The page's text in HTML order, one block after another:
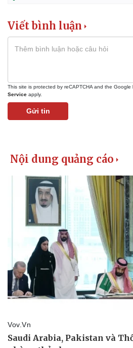
Viết bình luận
This site is protected by reCAPTCHA and the Google
Service apply.
Gửi tin